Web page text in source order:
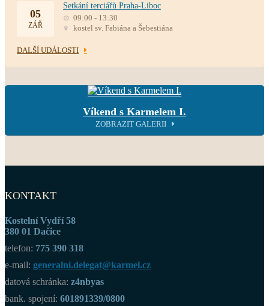
05
ZÁŘ
Setkání terciářů Praha-Liboc
09:00 - 13:30
kostel sv. Fabiána a Šebestiána
DALŠÍ UDÁLOSTI
Víkend s Karmelem I.
ZOBRAZIT GALERII
KONTAKT
Kostelní Vydří 58
380 01 Dačice
telefon: 775 390 318
e-mail: generalni.delegat@karmel.cz
datová schránka: z4nbyas
bank. spojení: 601891339/0800